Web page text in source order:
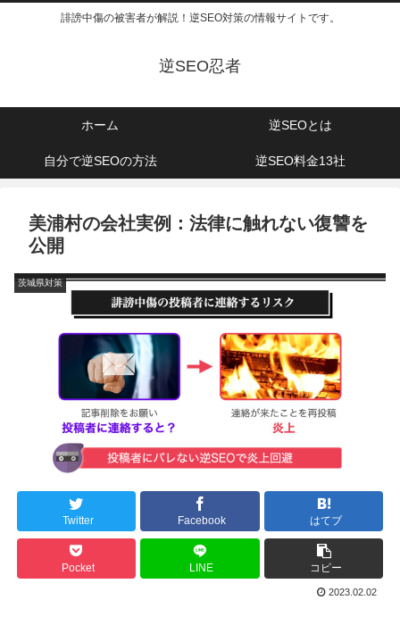
誹謗中傷の被害者が解説！逆SEO対策の情報サイトです。
逆SEO忍者
ホーム 逆SEOとは
自分で逆SEOの方法 逆SEO料金13社
美浦村の会社実例：法律に触れない復讐を
公開
茨城県対策
Twitter Facebook はてブ
Pocket LINE コピー
2023.02.02